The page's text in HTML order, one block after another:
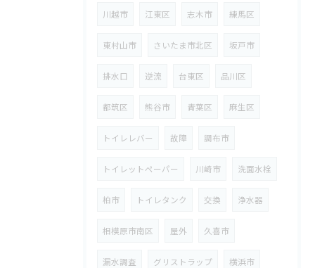
川越市 江東区 志木市 練馬区
東村山市 さいたま市北区 坂戸市
排水口 逆流 台東区 品川区
都筑区 熊谷市 青葉区 麻生区
トイレレバー 故障 調布市
トイレットペーパー 川崎市 洗面水栓
柏市 トイレタンク 交換 浄水器
相模原市南区 屋外 久喜市
漏水調査 グリストラップ 横浜市